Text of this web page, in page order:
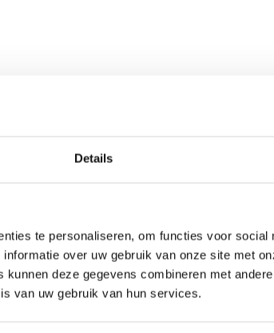
Details
te personaliseren, om functies voor social
over uw gebruik van onze site met
deze gegevens combineren met
van uw gebruik van hun services.